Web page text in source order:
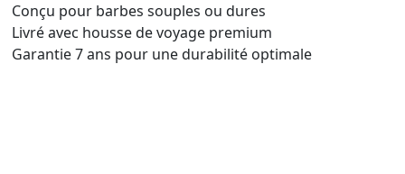
Conçu pour barbes souples ou dures
Livré avec housse de voyage premium
Garantie 7 ans pour une durabilité optimale